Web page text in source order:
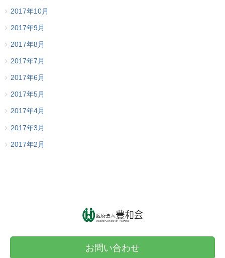
2017年10月
2017年9月
2017年8月
2017年7月
2017年6月
2017年5月
2017年4月
2017年3月
2017年2月
お問い合わせ